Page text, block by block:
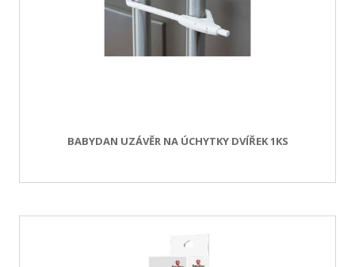
BABYDAN UZÁVĚR NA ÚCHYTKY DVÍŘEK 1KS